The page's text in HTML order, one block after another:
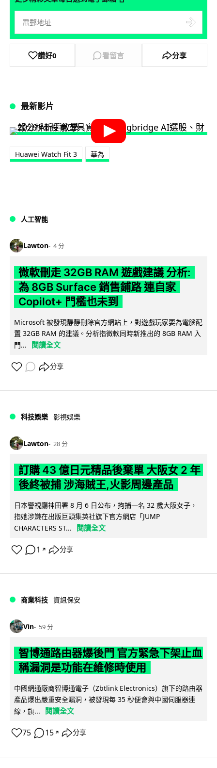
讚好0 看留言 分享
最新影片
Huawei Watch Fit 3 華為
人工智能
Lawton 4 分
微軟刪走 32GB RAM 遊戲建議 分析:
為 8GB Surface 銷售鋪路 連自家
Copilot+ 門檻也未到
Microsoft 被發現靜靜刪除官方網站上，對遊戲玩家要為電腦配
置 32GB RAM 的建議。分析指微軟同時新推出的 8GB RAM 入
門...
閱讀全文
分享
科技娛樂 影視娛樂
Lawton 28 分
訂購 43 億日元精品後棄單 大阪女 2 年
後終被捕 涉海賊王,火影周邊產品
日本警視廳神田署 8 月 6 日公布，拘捕一名 32 歲大阪女子，
指她涉嫌在出版巨頭集英社旗下官方網店「JUMP
CHARACTERS ST...
閱讀全文
1 ↗ 分享
商業科技 資訊保安
Vin 59 分
智博通路由器爆後門 官方緊急下架止血
稱漏洞是功能在維修時使用
中國網通廠商智博通電子（Zbtlink Electronics）旗下的路由器
產品爆出嚴重安全漏洞，被發現每 35 秒便會與中國伺服器連
線，旗...
閱讀全文
75 15 ↗ 分享